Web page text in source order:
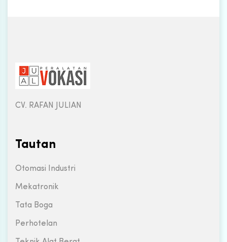
CV. RAFAN JULIAN
Tautan
Otomasi Industri
Mekatronik
Tata Boga
Perhotelan